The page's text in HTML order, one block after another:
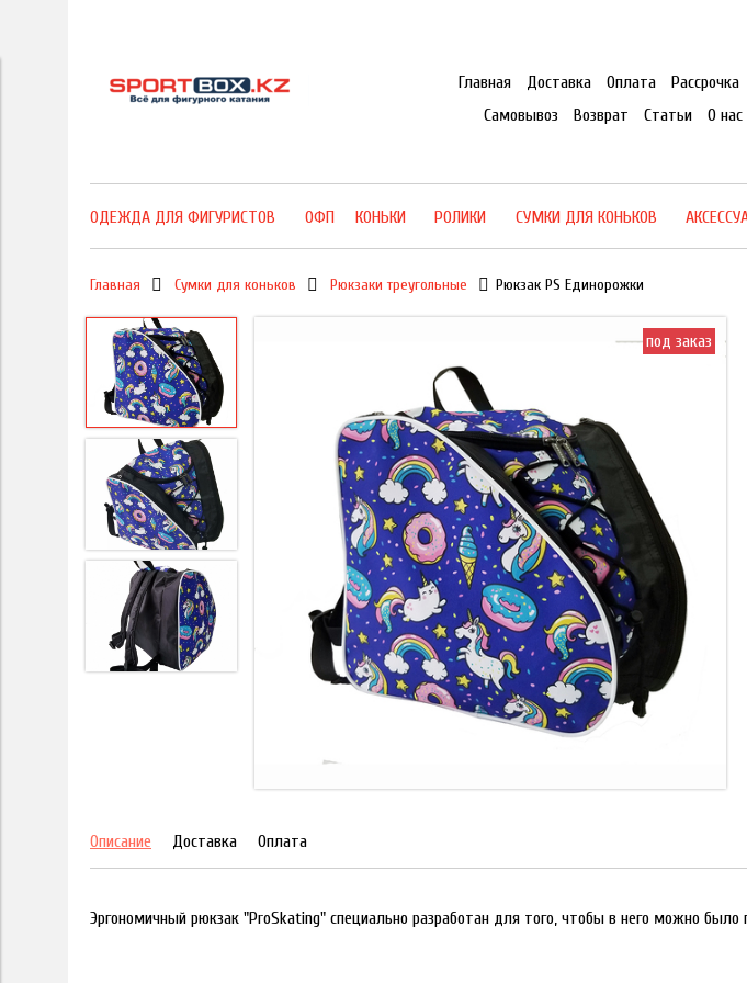
Главная Доставка Оплата Рассрочка
Самовывоз
Возврат Статьи О нас
ОДЕЖДА ДЛЯ ФИГУРИСТОВ ОФП КОНЬКИ РОЛИКИ СУМКИ ДЛЯ КОНЬКОВ
Главная Сумки для коньков Рюкзаки треугольные Рюкзак PS Единорожки
под заказ
Описание Доставка Оплата
Эргономичный рюкзак "ProSkating" специально разработан для того, чтобы в него можно